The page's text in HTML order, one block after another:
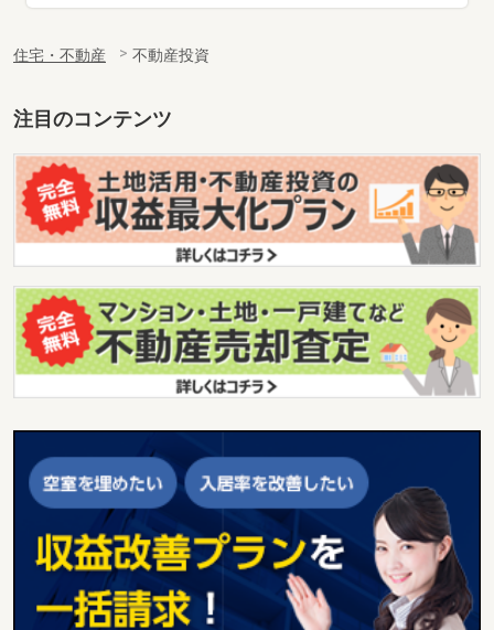
住宅・不動産 不動産投資
注目のコンテンツ